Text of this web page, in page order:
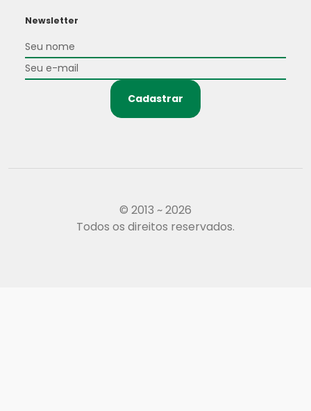
Newsletter
Cadastrar
© 2013 ~ 2026
Todos os direitos reservados.